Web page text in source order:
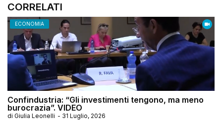
CORRELATI
ECONOMIA
Confindustria: “Gli investimenti tengono, ma meno
burocrazia”. VIDEO
di Giulia Leonelli - 31 Luglio, 2026